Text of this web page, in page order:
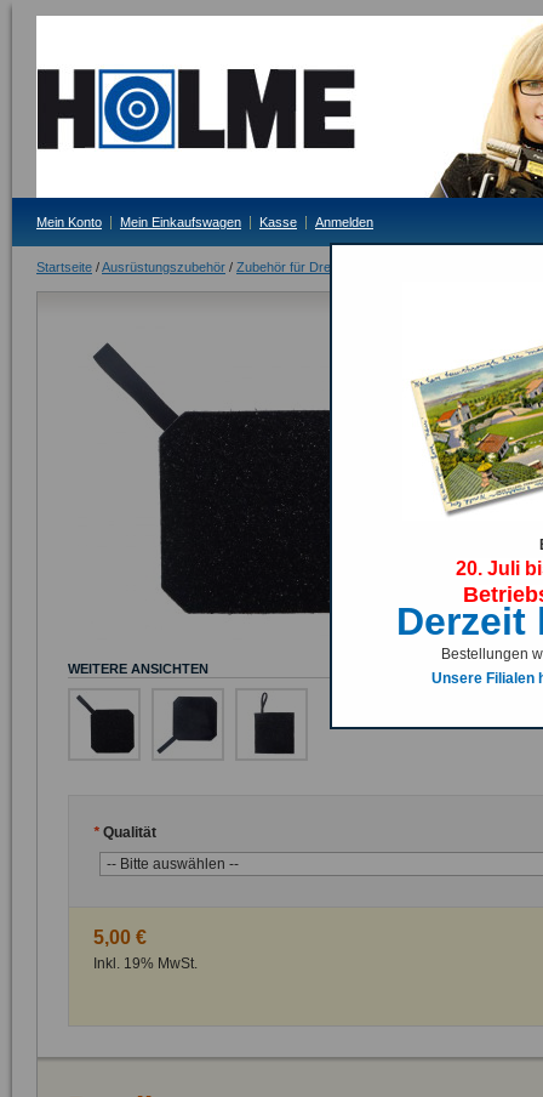
Mein Konto Mein Einkaufswagen Kasse Anmelden
Startseite /Ausrüstungszubehör / Zubehör für Dreistellung
Lieferzeit: 3-4
5,00 €
Inkl. 19% MwSt.
Seite drucken
Gesäßgummi
WEITERE ANSICHTEN
* Qualität
5,00 €
Inkl. 19% MwSt.
20. Juli
Derzeit
Bestellungen
Unsere Filialen